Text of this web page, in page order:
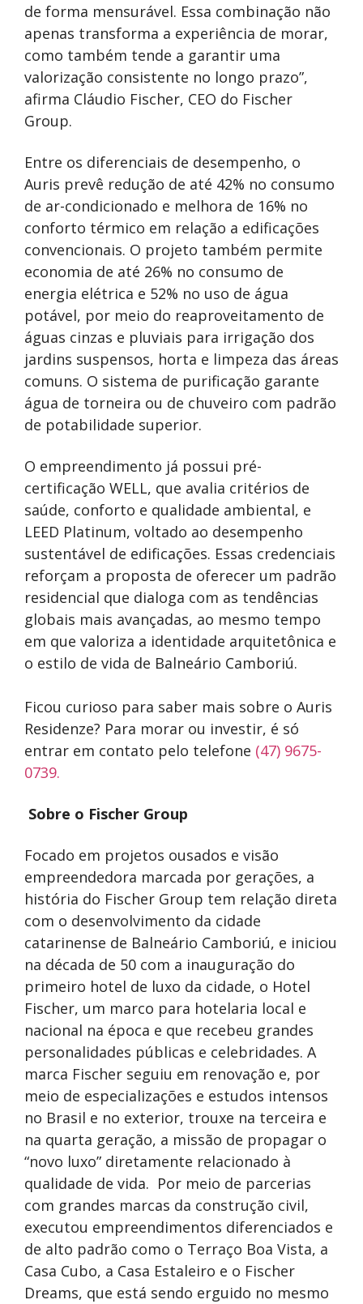
de forma mensurável. Essa combinação não
apenas transforma a experiência de morar,
como também tende a garantir uma
valorização consistente no longo prazo”,
afirma Cláudio Fischer, CEO do Fischer
Group.
Entre os diferenciais de desempenho, o
Auris prevê redução de até 42% no consumo
de ar-condicionado e melhora de 16% no
conforto térmico em relação a edificações
convencionais. O projeto também permite
economia de até 26% no consumo de
energia elétrica e 52% no uso de água
potável, por meio do reaproveitamento de
águas cinzas e pluviais para irrigação dos
jardins suspensos, horta e limpeza das áreas
comuns. O sistema de purificação garante
água de torneira ou de chuveiro com padrão
de potabilidade superior.
O empreendimento já possui pré-
certificação WELL, que avalia critérios de
saúde, conforto e qualidade ambiental, e
LEED Platinum, voltado ao desempenho
sustentável de edificações. Essas credenciais
reforçam a proposta de oferecer um padrão
residencial que dialoga com as tendências
globais mais avançadas, ao mesmo tempo
em que valoriza a identidade arquitetônica e
o estilo de vida de Balneário Camboriú.
Ficou curioso para saber mais sobre o Auris
Residenze? Para morar ou investir, é só
entrar em contato pelo telefone (47) 9675-
0739.
Sobre o Fischer Group
Focado em projetos ousados e visão
empreendedora marcada por gerações, a
história do Fischer Group tem relação direta
com o desenvolvimento da cidade
catarinense de Balneário Camboriú, e iniciou
na década de 50 com a inauguração do
primeiro hotel de luxo da cidade, o Hotel
Fischer, um marco para hotelaria local e
nacional na época e que recebeu grandes
personalidades públicas e celebridades. A
marca Fischer seguiu em renovação e, por
meio de especializações e estudos intensos
no Brasil e no exterior, trouxe na terceira e
na quarta geração, a missão de propagar o
“novo luxo” diretamente relacionado à
qualidade de vida. Por meio de parcerias
com grandes marcas da construção civil,
executou empreendimentos diferenciados e
de alto padrão como o Terraço Boa Vista, a
Casa Cubo, a Casa Estaleiro e o Fischer
Dreams, que está sendo erguido no mesmo